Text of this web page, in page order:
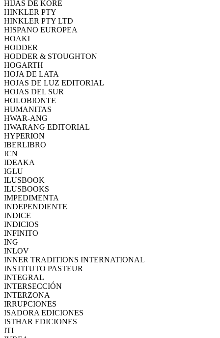
HIJAS DE KORE
HINKLER PTY
HINKLER PTY LTD
HISPANO EUROPEA
HOAKI
HODDER
HODDER & STOUGHTON
HOGARTH
HOJA DE LATA
HOJAS DE LUZ EDITORIAL
HOJAS DEL SUR
HOLOBIONTE
HUMANITAS
HWAR-ANG
HWARANG EDITORIAL
HYPERION
IBERLIBRO
ICN
IDEAKA
IGLU
ILUSBOOK
ILUSBOOKS
IMPEDIMENTA
INDEPENDIENTE
INDICE
INDICIOS
INFINITO
ING
INLOV
INNER TRADITIONS INTERNATIONAL
INSTITUTO PASTEUR
INTEGRAL
INTERSECCIÓN
INTERZONA
IRRUPCIONES
ISADORA EDICIONES
ISTHAR EDICIONES
ITI